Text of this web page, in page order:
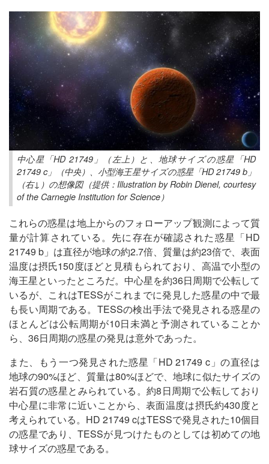
中心星「HD 21749」（左上）と、地球サイズの惑星「HD
21749 c」（中央）、小型海王星サイズの惑星「HD 21749 b」
（右↓）の想像図（提供：Illustration by Robin Dienel, courtesy
of the Carnegie Institution for Science）
これらの惑星は地上からのフォローアップ観測によって質
量が計算されている。先に存在が確認された惑星「HD
21749 b」は直径が地球の約2.7倍、質量は約23倍で、表面
温度は摂氏150度ほどと見積もられており、高温で小型の
海王星といったところだ。中心星を約36日周期で公転して
いるが、これはTESSがこれまでに発見した惑星の中で最
も長い周期である。TESSの検出手法で発見される惑星の
ほとんどは公転周期が10日未満と予測されていることか
ら、36日周期の惑星の発見は意外であった。
また、もう一つ発見された惑星「HD 21749 c」の直径は
地球の90%ほど、質量は80%ほどで、地球に似たサイズの
岩石質の惑星とみられている。約8日周期で公転しており
中心星に非常に近いことから、表面温度は摂氏約430度と
考えられている。HD 21749 cはTESSで発見された10個目
の惑星であり、TESSが見つけたものとしては初めての地
球サイズの惑星である。